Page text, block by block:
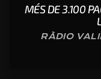
MÉS DE 3.100
RÀDIO